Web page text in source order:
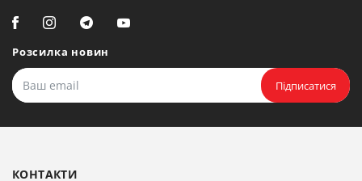
Розсилка новин
Підписатися
КОНТАКТИ